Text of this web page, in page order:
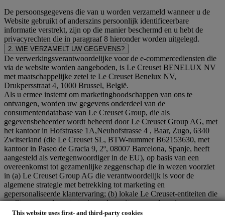
This website uses first- and third-party cookies
De persoonsgegevens die van u worden verzameld wanneer u de
Website gebruikt of anderszins persoonlijk identificeerbare
informatie verstrekt, zijn op die manier beschermd en u hebt de
privacyrechten die in paragraaf 8 hieronder worden uitgelegd.
2. WIE VERZAMELT UW GEGEVENS?
De verwerkingsverantwoordelijke voor de e-commercediensten die
via de website worden aangeboden, is Le Creuset BENELUX NV
met maatschappelijke zetel te Le Creuset Benelux NV,
Drukpersstraat 4, 1000 Brussel, België.
Als u ermee instemt om marketingboodschappen van ons te
ontvangen, worden uw gegevens onderdeel van de
consumentendatabase van Le Creuset Group, die als
gegevensbeheerder wordt beheerd door Le Creuset Group AG, met
het kantoor in Hofstrasse 1A,Neuhofstrasse 4 , Baar, Zugo, 6340
Zwitserland (die Le Creuset SL, BTW-nummer B62153630, met
kantoor in Paseo de Gracia 9, 2º, 08007 Barcelona, Spanje, heeft
aangesteld als vertegenwoordiger in de EU), op basis van een
overeenkomst tot gezamenlijke zeggenschap die in wezen voorziet
in (a) Le Creuset Group AG die verantwoordelijk is voor de
algemene strategie met betrekking tot marketing en
gepersonaliseerde klantervaring; (b) lokale Le Creuset-entiteiten die
profiteren van deze strategie en deze uitvoeren, alsmede
onafhankelijk marketingcommunicatie/initiatieven ontwikkelen op